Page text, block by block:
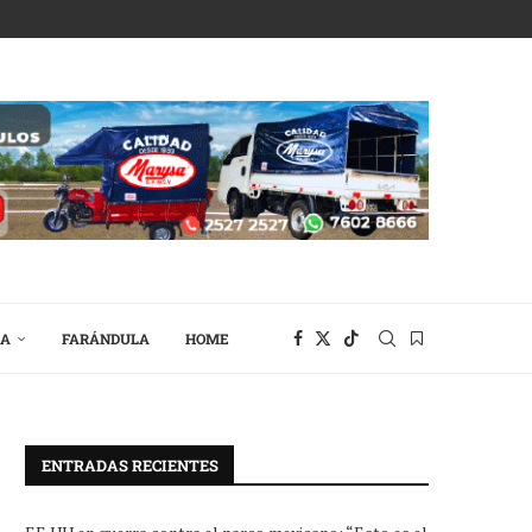
FARÁNDULA HOME
ENTRADAS RECIENTES